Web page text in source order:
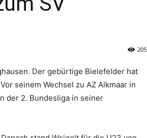
205
Der gebürtige Bielefelder hat
seinem Wechsel zu AZ Alkmaar in
der 2. Bundesliga in seiner